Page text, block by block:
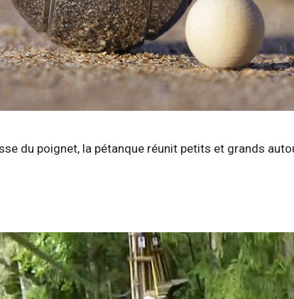
du poignet, la pétanque réunit petits et grands